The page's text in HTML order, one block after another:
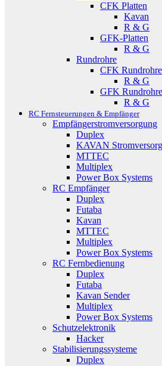
CFK Platten
Kavan
R & G
GFK-Platten
R & G
Rundrohre
CFK Rundrohre
R & G
GFK Rundrohre
R & G
RC Fernsteuerungen & Empfänger
Empfängerstromversorgung
Duplex
KAVAN
MTTEC
Multiplex
Power Box Systems
RC Empfänger
Duplex
Futaba
Kavan
MTTEC
Multiplex
Power Box Systems
RC Fernbedienung
Duplex
Futaba
Kavan Sender
Multiplex
Power Box Systems
Schutzelektronik
Hacker
Stabilisierungssysteme
Duplex